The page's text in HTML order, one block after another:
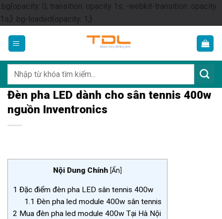
.bg{opacity: 0; transition: opacity 1s; -webkit-transition: opacity
1s;} .bg-loaded{opacity: 1;}Skip
content
kiếm:
Đèn pha LED dành cho sân tennis 400w
nguồn Inventronics
Nội Dung Chính [Ẩn]
1 Đặc điểm đèn pha LED sân tennis 400w
1.1 Đèn pha led module 400w sân tennis
2 Mua đèn pha led module 400w Tại Hà Nội